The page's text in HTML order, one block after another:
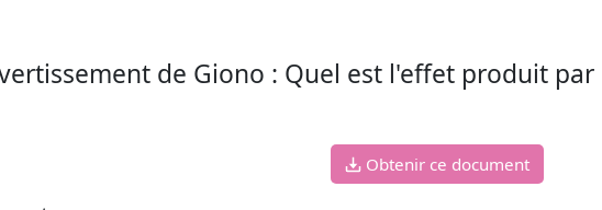
de Giono : Quel est l'effet produit
Obtenir ce document